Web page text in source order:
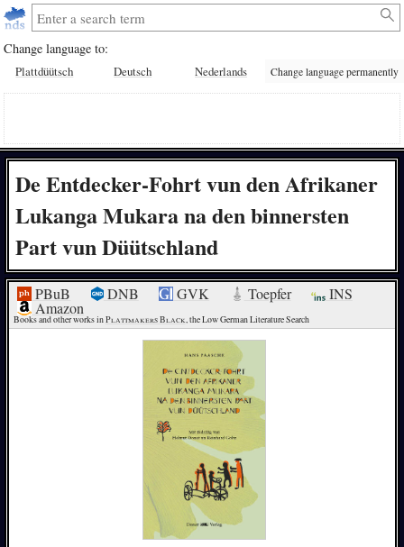
Change language to:
Plattdüütsch Deutsch Nederlands Change language permanently
De Entdecker-Fohrt vun den Afrikaner
Lukanga Mukara na den binnersten
Part vun Düütschland
PBuB DNB GVK Toepfer INS
Amazon
Books and other works in Plattmakers Black, the Low German Literature Search